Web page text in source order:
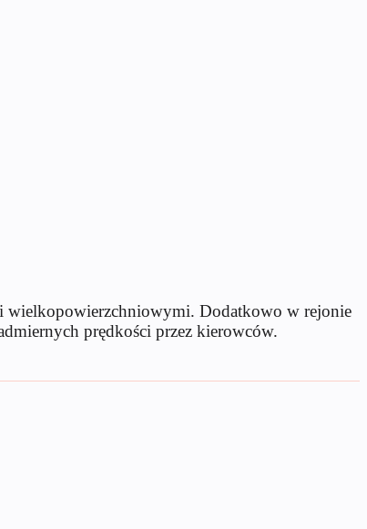
wielkopowierzchniowymi. Dodatkowo w rejonie
prędkości przez kierowców.